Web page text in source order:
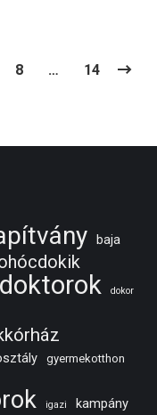
8 … 14
baja
dokor
gyermekotthon
igazi kampány